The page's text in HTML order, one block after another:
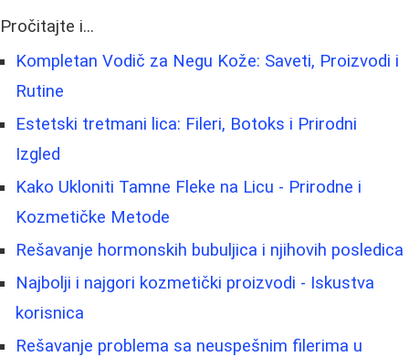
Pročitajte i...
Kompletan Vodič za Negu Kože: Saveti, Proizvodi i
Rutine
Estetski tretmani lica: Fileri, Botoks i Prirodni
Izgled
Kako Ukloniti Tamne Fleke na Licu - Prirodne i
Kozmetičke Metode
Rešavanje hormonskih bubuljica i njihovih posledica
Najbolji i najgori kozmetički proizvodi - Iskustva
korisnica
Rešavanje problema sa neuspešnim filerima u